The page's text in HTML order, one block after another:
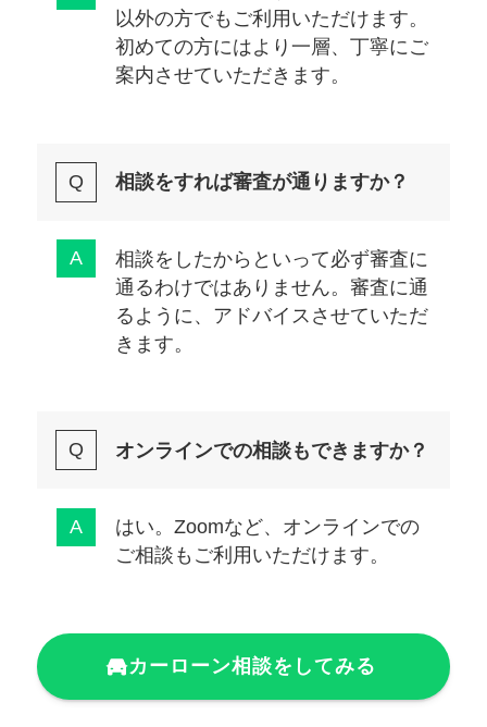
以外の方でもご利用いただけます。
初めての方にはより一層、丁寧にご
案内させていただきます。
相談をすれば審査が通りますか？
相談をしたからといって必ず審査に
通るわけではありません。審査に通
るように、アドバイスさせていただ
きます。
オンラインでの相談もできますか？
はい。Zoomなど、オンラインでの
ご相談もご利用いただけます。
カーローン相談をしてみる